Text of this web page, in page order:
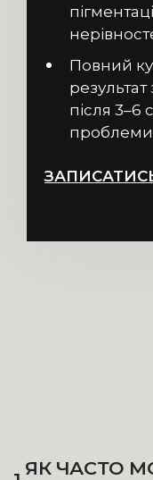
Повний
результат
після 3–6
проблеми
ЯК ЧАСТО